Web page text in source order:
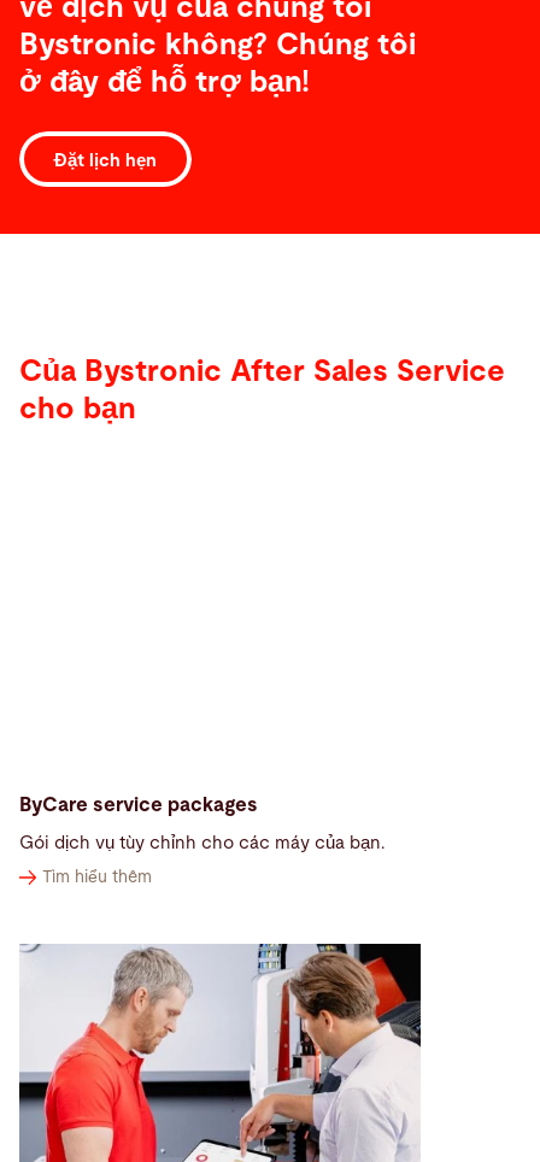
về dịch vụ của chúng tôi
Bystronic không? Chúng tôi
ở đây để hỗ trợ bạn!
Đặt lịch hẹn
Của Bystronic After Sales Service
cho bạn
ByCare service packages
Gói dịch vụ tùy chỉnh cho các máy của bạn.
Tìm hiểu thêm